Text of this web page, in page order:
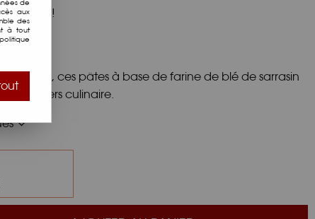
avis !
ces pâtes à base de farine de blé de sarrasin
univers culinaire.
de
aux
des
à tout